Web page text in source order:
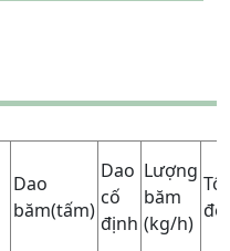
Dao
băm(tấm)
Dao
cố
định
Lượng
băm
(kg/h)